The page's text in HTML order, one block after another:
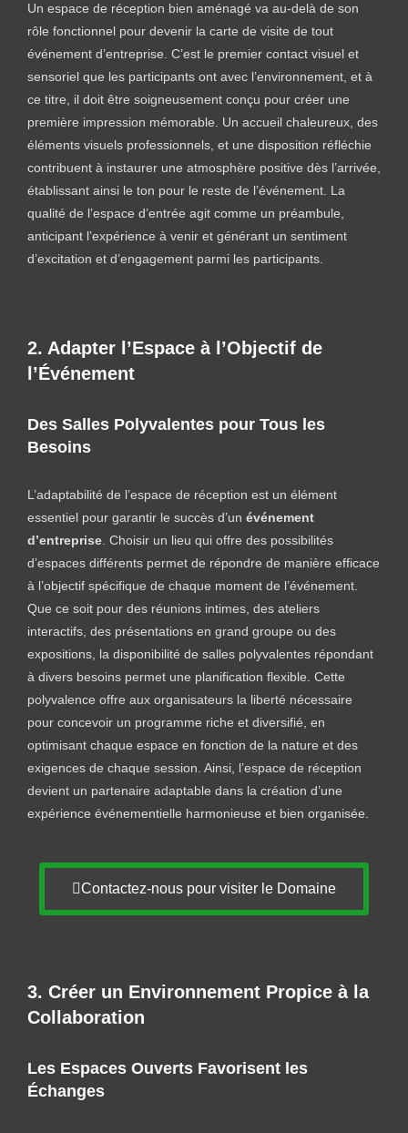
Un espace de réception bien aménagé va au-delà de son
rôle fonctionnel pour devenir la carte de visite de tout
événement d’entreprise. C’est le premier contact visuel et
sensoriel que les participants ont avec l’environnement, et à
ce titre, il doit être soigneusement conçu pour créer une
première impression mémorable. Un accueil chaleureux, des
éléments visuels professionnels, et une disposition réfléchie
contribuent à instaurer une atmosphère positive dès l’arrivée,
établissant ainsi le ton pour le reste de l’événement. La
qualité de l’espace d’entrée agit comme un préambule,
anticipant l’expérience à venir et générant un sentiment
d’excitation et d’engagement parmi les participants.
2. Adapter l’Espace à l’Objectif de
l’Événement
Des Salles Polyvalentes pour Tous les
Besoins
L’adaptabilité de l’espace de réception est un élément
essentiel pour garantir le succès d’un événement
d’entreprise . Choisir un lieu qui offre des possibilités
d’espaces différents permet de répondre de manière efficace
à l’objectif spécifique de chaque moment de l’événement.
Que ce soit pour des réunions intimes, des ateliers
interactifs, des présentations en grand groupe ou des
expositions, la disponibilité de salles polyvalentes répondant
à divers besoins permet une planification flexible. Cette
polyvalence offre aux organisateurs la liberté nécessaire
pour concevoir un programme riche et diversifié, en
optimisant chaque espace en fonction de la nature et des
exigences de chaque session. Ainsi, l’espace de réception
devient un partenaire adaptable dans la création d’une
expérience événementielle harmonieuse et bien organisée.
Contactez-nous pour visiter le Domaine
3. Créer un Environnement Propice à la
Collaboration
Les Espaces Ouverts Favorisent les
Échanges